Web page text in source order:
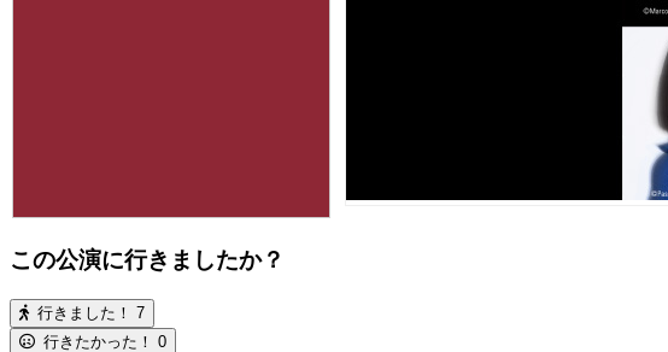
この公演に行きましたか？
行きました！ 7
行きたかった！ 0